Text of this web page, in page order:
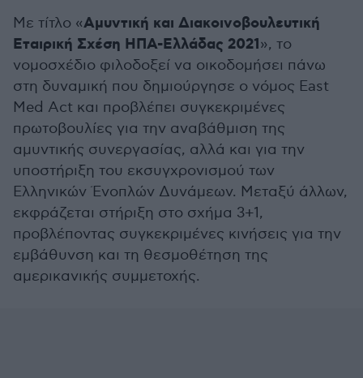
Με τίτλο «Αμυντική και Διακοινοβουλευτική
Εταιρική Σχέση ΗΠΑ-Ελλάδας 2021», το
νομοσχέδιο φιλοδοξεί να οικοδομήσει πάνω
στη δυναμική που δημιούργησε ο νόμος East
Med Act και προβλέπει συγκεκριμένες
πρωτοβουλίες για την αναβάθμιση της
αμυντικής συνεργασίας, αλλά και για την
υποστήριξη του εκσυγχρονισμού των
Ελληνικών Ένοπλών Δυνάμεων. Μεταξύ άλλων,
εκφράζεται στήριξη στο σχήμα 3+1,
προβλέποντας συγκεκριμένες κινήσεις για την
εμβάθυνση και τη θεσμοθέτηση της
αμερικανικής συμμετοχής.